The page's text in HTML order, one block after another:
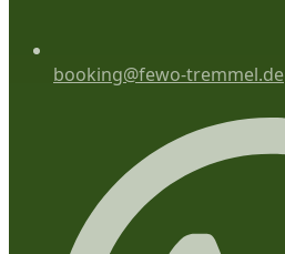
booking@fewo-tremmel.de